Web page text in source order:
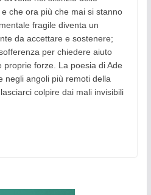
che ora più che mai si stanno
fragile diventa un
da accettare e sostenere;
per chiedere aiuto
proprie forze. La poesia di Ade
negli angoli più remoti della
colpire dai mali invisibili